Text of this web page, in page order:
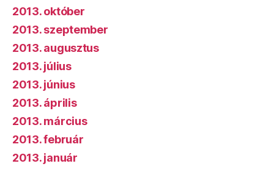
2013. október
2013. szeptember
2013. augusztus
2013. július
2013. június
2013. április
2013. március
2013. február
2013. január